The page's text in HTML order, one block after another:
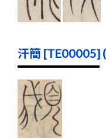
汗簡 [TE00005]